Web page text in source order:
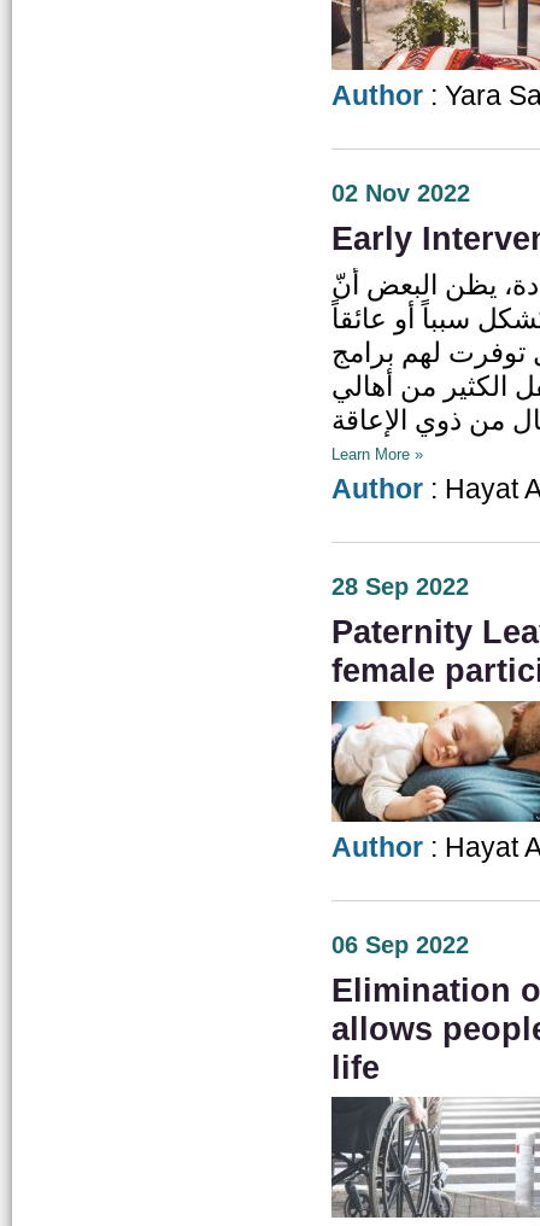
Author : Yara
02 Nov 2022
Early
يظن البعض أنّ
سبباً أو عائقاً
توفرت لهم برامج
الكثير من أهالي
Learn More »
Author : Hayat
28 Sep 2022
Paternity
female
Author : Hayat
06 Sep 2022
Elimination
allows
life